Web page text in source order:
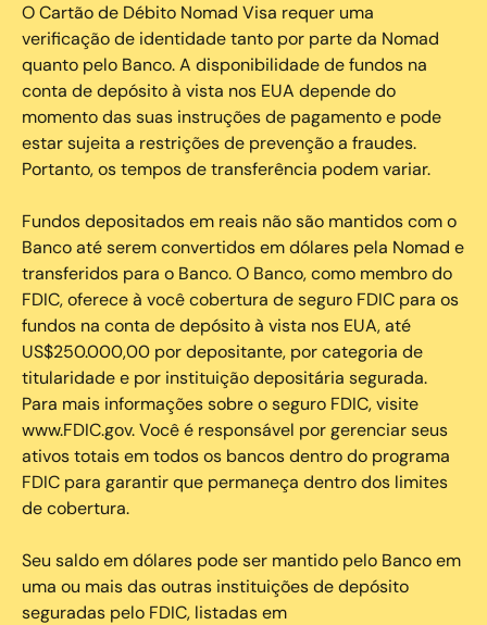
O Cartão de Débito Nomad Visa requer uma
verificação de identidade tanto por parte da Nomad
quanto pelo Banco. A disponibilidade de fundos na
conta de depósito à vista nos EUA depende do
momento das suas instruções de pagamento e pode
estar sujeita a restrições de prevenção a fraudes.
Portanto, os tempos de transferência podem variar.
Fundos depositados em reais não são mantidos com o
Banco até serem convertidos em dólares pela Nomad e
transferidos para o Banco. O Banco, como membro do
FDIC, oferece à você cobertura de seguro FDIC para os
fundos na conta de depósito à vista nos EUA, até
US$250.000,00 por depositante, por categoria de
titularidade e por instituição depositária segurada.
Para mais informações sobre o seguro FDIC, visite
www.FDIC.gov. Você é responsável por gerenciar seus
ativos totais em todos os bancos dentro do programa
FDIC para garantir que permaneça dentro dos limites
de cobertura.
Seu saldo em dólares pode ser mantido pelo Banco em
uma ou mais das outras instituições de depósito
seguradas pelo FDIC, listadas em